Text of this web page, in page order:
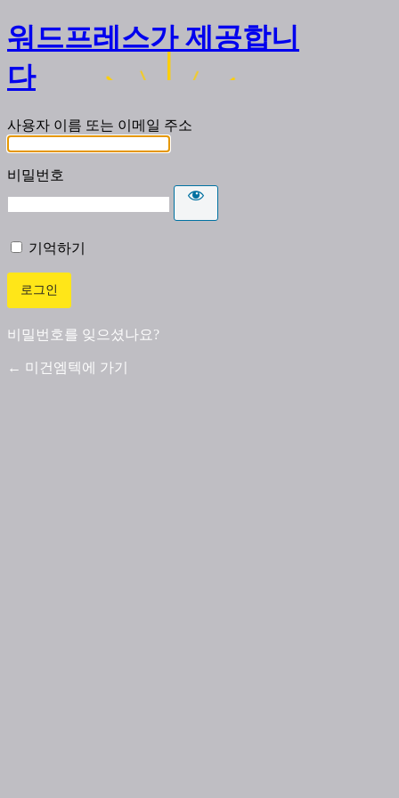
워드프레스가 제공합니
다
사용자 이름 또는 이메일 주소
비밀번호
기억하기
비밀번호를 잊으셨나요?
← 미건엠텍에 가기